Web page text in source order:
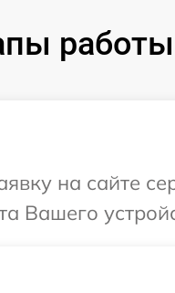
работы
на сайте
Вашего